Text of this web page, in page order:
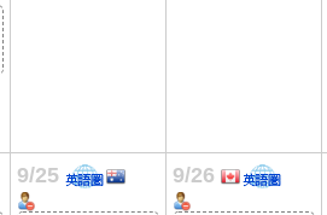
9/25 9/26